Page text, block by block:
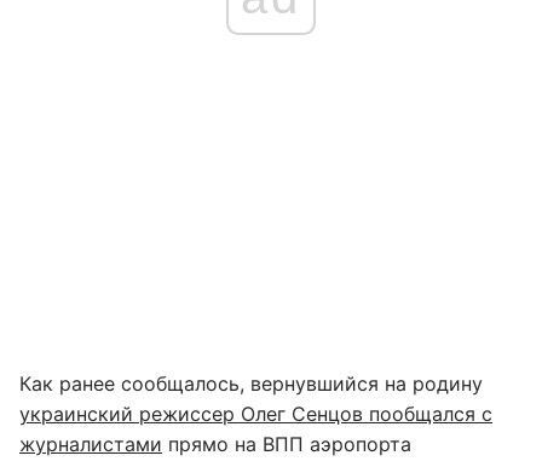
Как ранее сообщалось, вернувшийся на родину
украинский режиссер Олег Сенцов пообщался с
журналистами прямо на ВПП аэропорта